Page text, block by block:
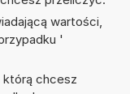
wartości,
'
którą chcesz